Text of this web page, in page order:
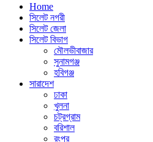
Home
সিলেট নগরী
সিলেট জেলা
সিলেট বিভাগ
মৌলভীবাজার
সুনামগঞ্জ
হবিগঞ্জ
সারাদেশ
ঢাকা
খুলনা
চট্রগ্রাম
বরিশাল
রংপুর